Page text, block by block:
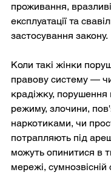
проживання,
експлуатації та
застосування закону.
Коли такі жінки
правову систему —
крадіжку, порушення
режиму, злочини,
наркотиками, чи
потрапляють під
можуть опинитися в
мережі,